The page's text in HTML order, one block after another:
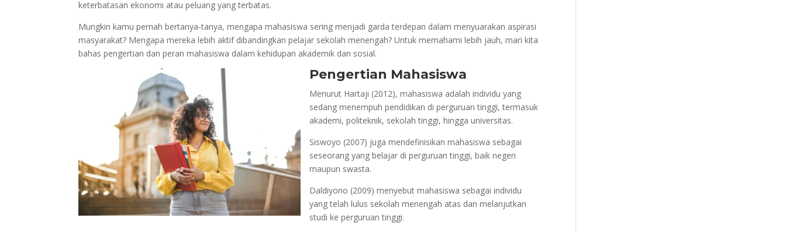
keterbatasan ekonomi atau peluang yang terbatas.
Mungkin kamu pernah bertanya-tanya, mengapa mahasiswa sering menjadi garda terdepan dalam menyuarakan aspirasi
masyarakat? Mengapa mereka lebih aktif dibandingkan pelajar sekolah menengah? Untuk memahami lebih jauh, mari kita
bahas pengertian dan peran mahasiswa dalam kehidupan akademik dan sosial.
Pengertian Mahasiswa
Menurut Hartaji (2012), mahasiswa adalah individu yang
sedang menempuh pendidikan di perguruan tinggi, termasuk
akademi, politeknik, sekolah tinggi, hingga universitas.
Siswoyo (2007) juga mendefinisikan mahasiswa sebagai
seseorang yang belajar di perguruan tinggi, baik negeri
maupun swasta.
Daldiyono (2009) menyebut mahasiswa sebagai individu
yang telah lulus sekolah menengah atas dan melanjutkan
studi ke perguruan tinggi.